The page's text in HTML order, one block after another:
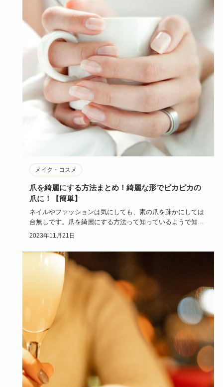
メイク・コスメ
爪を綺麗にする方法まとめ！綺麗な形でピカピカの
爪に！【簡単】
ネイルやファッションは気にしても、素の爪を疎かにしては
台無しです。爪を綺麗にする方法って知っているようで知ら
ないですよね？…
2023年11月21日